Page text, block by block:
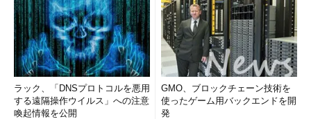
ラック、「DNSプロトコルを悪用
する遠隔操作ウイルス」への注意
喚起情報を公開
GMO、ブロックチェーン技術を
使ったゲーム用バックエンドを開
発